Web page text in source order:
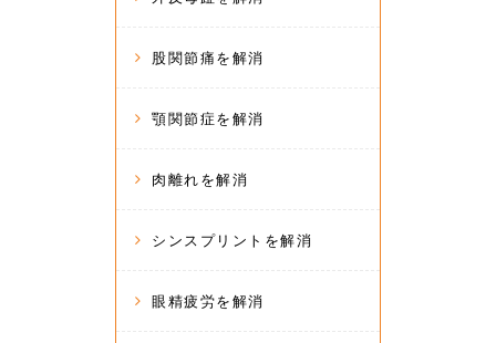
股関節痛を解消
顎関節症を解消
肉離れを解消
シンスプリントを解消
眼精疲労を解消